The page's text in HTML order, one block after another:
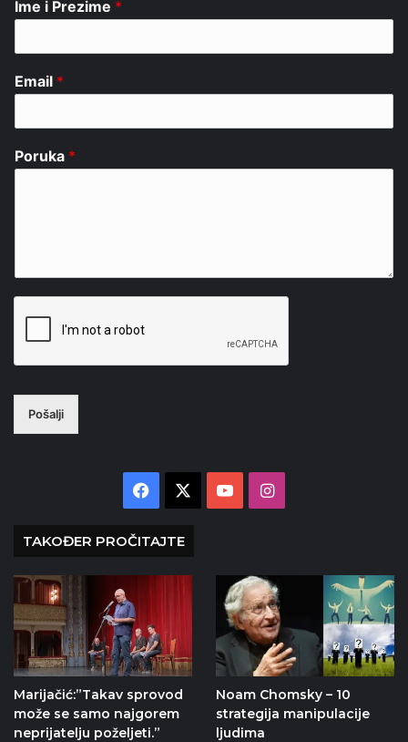
Ime i Prezime *
Email *
Poruka *
Pošalji
Facebook YouTubeInstagram
TAKOĐER PROČITAJTE
Marijačić:”Takav sprovod
može se samo najgorem
neprijatelju poželjeti.”
Noam Chomsky – 10
strategija manipulacije
ljudima